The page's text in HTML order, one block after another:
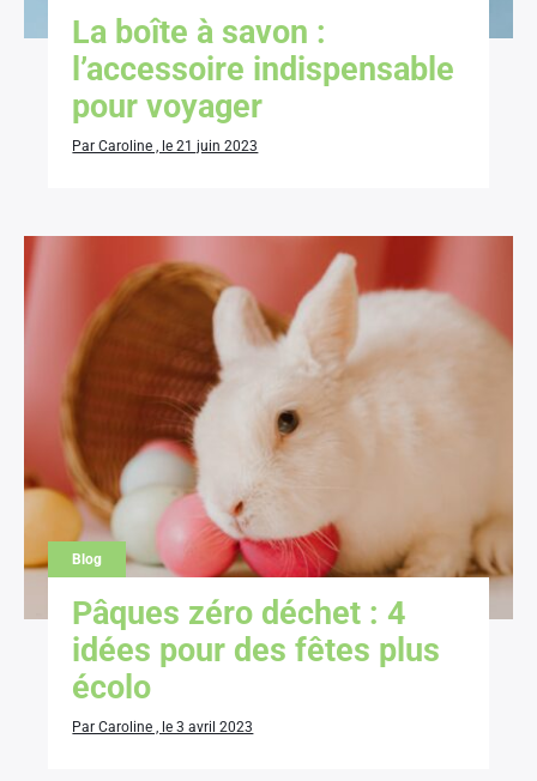
La boîte à savon :
l’accessoire indispensable
pour voyager
Par Caroline , le 21 juin 2023
Blog
Pâques zéro déchet : 4
idées pour des fêtes plus
écolo
Par Caroline , le 3 avril 2023